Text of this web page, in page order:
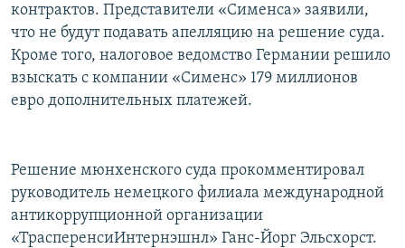
контрактов. Представители «Сименса» заявили,
что не будут подавать апелляцию на решение суда.
Кроме того, налоговое ведомство Германии решило
взыскать с компании «Сименс» 179 миллионов
евро дополнительных платежей.
Решение мюнхенского суда прокомментировал
руководитель немецкого филиала международной
антикоррупционной организации
«ТрасперенсиИнтернэшнл» Ганс-Йорг Эльсхорст.